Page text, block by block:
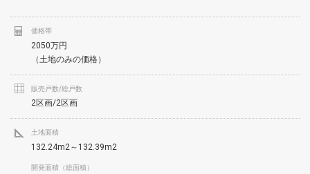
価格帯
2050万円
（土地のみの価格）
販売戸数/総戸数
2区画/2区画
土地面積
132.24m2～132.39m2
開発面積（総面積）